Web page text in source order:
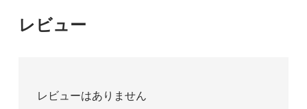
レビュー
レビューはありません